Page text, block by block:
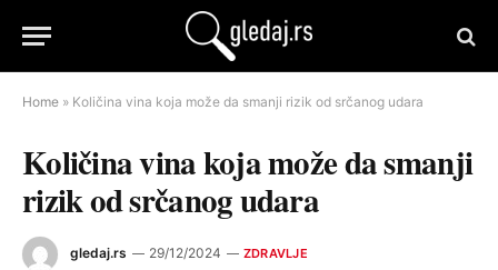
Home » Količina vina koja može da smanji rizik od srčanog udara
Količina vina koja može da smanji
rizik od srčanog udara
gledaj.rs 29/12/2024 ZDRAVLJE